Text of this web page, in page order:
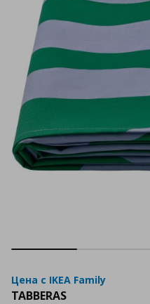
Цена с IKEA Family
TABBERAS